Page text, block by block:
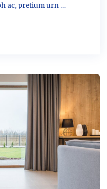
ac, pretium urn …